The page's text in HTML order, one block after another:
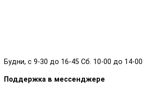
Будни, с 9-30 до 16-45 Сб. 10-00 до 14-00
Поддержка в мессенджере